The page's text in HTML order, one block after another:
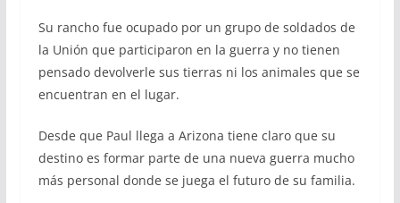
Su rancho fue ocupado por un grupo de soldados de
la Unión que participaron en la guerra y no tienen
pensado devolverle sus tierras ni los animales que se
encuentran en el lugar.
Desde que Paul llega a Arizona tiene claro que su
destino es formar parte de una nueva guerra mucho
más personal donde se juega el futuro de su familia.